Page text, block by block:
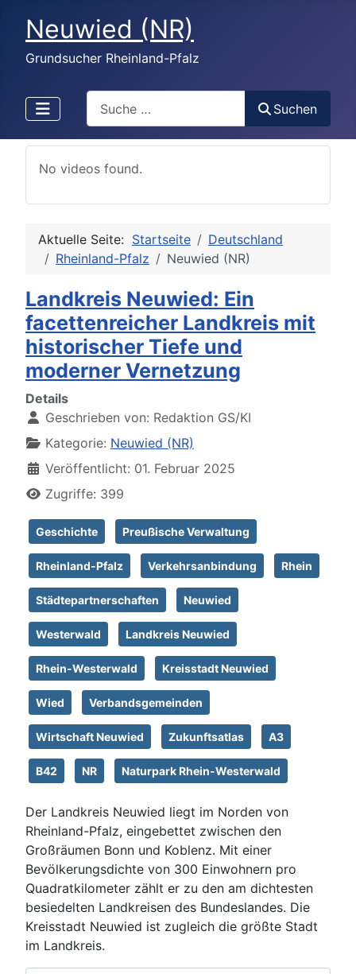
Neuwied (NR)
Grundsucher Rheinland-Pfalz
Suchen
No videos found.
Aktuelle Seite: Startseite
Deutschland
Rheinland-Pfalz
Neuwied (NR)
Landkreis Neuwied: Ein
facettenreicher Landkreis mit
historischer Tiefe und
moderner Vernetzung
Details
Geschrieben von: Redaktion GS/KI
Kategorie: Neuwied (NR)
Veröffentlicht: 01. Februar 2025
Zugriffe: 399
Geschichte Preußische Verwaltung
Rheinland-Pfalz Verkehrsanbindung Rhein
Städtepartnerschaften Neuwied
Westerwald Landkreis Neuwied
Rhein-Westerwald Kreisstadt Neuwied
Wied Verbandsgemeinden
Wirtschaft Neuwied Zukunftsatlas A3
B42 NR Naturpark Rhein-Westerwald
Der Landkreis Neuwied liegt im Norden von
Rheinland-Pfalz, eingebettet zwischen den
Großräumen Bonn und Koblenz. Mit einer
Bevölkerungsdichte von 300 Einwohnern pro
Quadratkilometer zählt er zu den am dichtesten
besiedelten Landkreisen des Bundeslandes. Die
Kreisstadt Neuwied ist zugleich die größte Stadt
im Landkreis.